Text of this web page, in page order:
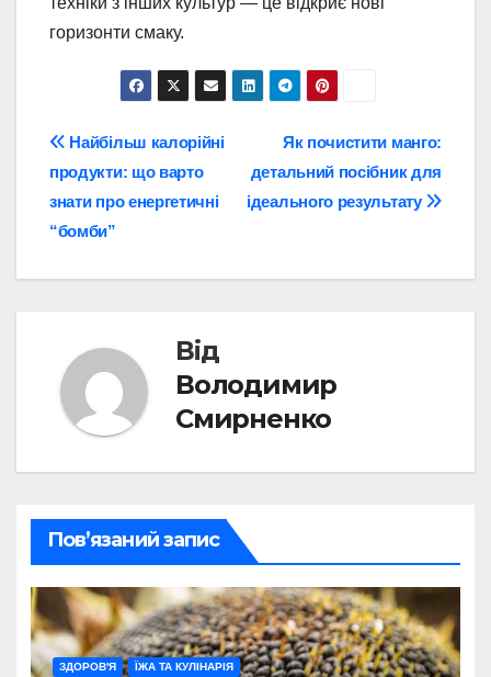
горизонти смаку.
Навігація
записів
Як почистити манго:
детальний посібник для
ідеального результату
Найбільш калорійні
продукти: що варто
знати про енергетичні
“бомби”
Від
Володимир
Смирненко
Пов’язаний запис
ЗДОРОВ'Я ЇЖА ТА КУЛІНАРІЯ